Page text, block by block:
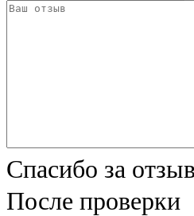
Спасибо за
После проверки